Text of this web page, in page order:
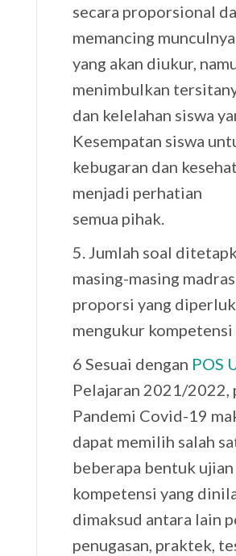
secara proporsional
memancing
yang akan diukur,
menimbulkan
dan kelelahan siswa
Kesempatan siswa
kebugaran dan
menjadi perhatian
semua pihak.
5. Jumlah soal
masing-masing
proporsi yang
mengukur kompetensi
6 Sesuai dengan POS
Pelajaran 2021/2022,
Pandemi Covid-19
dapat memilih salah
beberapa bentuk ujian
kompetensi yang
dimaksud antara lain
penugasan, praktek,